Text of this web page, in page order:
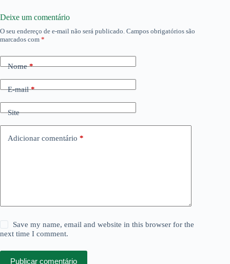
Deixe um comentário
O seu endereço de e-mail não será publicado. Campos obrigatórios são
marcados com *
Nome*
E-mail*
Site
Adicionar comentário *
Save my name, email and website in this browser for the
next time I comment.
Publicar comentário